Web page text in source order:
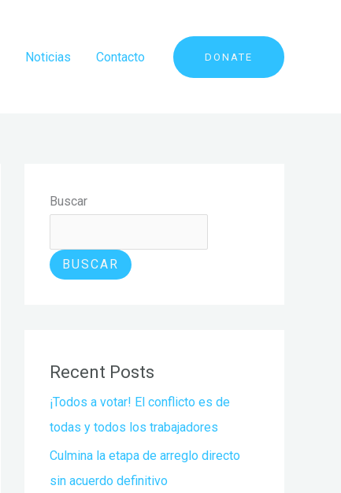
Noticias Contacto DONATE
Buscar
BUSCAR
Recent Posts
¡Todos a votar! El conflicto es de
todas y todos los trabajadores
Culmina la etapa de arreglo directo
sin acuerdo definitivo